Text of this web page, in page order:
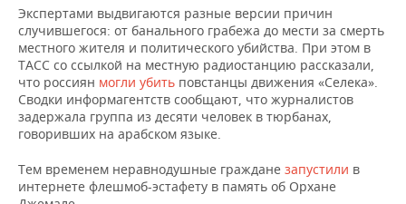
Экспертами выдвигаются разные версии причин
случившегося: от банального грабежа до мести за смерть
местного жителя и политического убийства. При этом в
ТАСС со ссылкой на местную радиостанцию рассказали,
что россиян могли убить повстанцы движения «Селека».
Сводки информагентств сообщают, что журналистов
задержала группа из десяти человек в тюрбанах,
говоривших на арабском языке.
Тем временем неравнодушные граждане запустили в
интернете флешмоб-эстафету в память об Орхане